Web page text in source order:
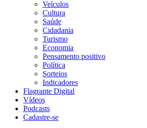
Veículos
Cultura
Saúde
Cidadania
Turismo
Economia
Pensamento positivo
Política
Sorteios
Indicadores
Flagrante Digital
Vídeos
Podcasts
Cadastre-se